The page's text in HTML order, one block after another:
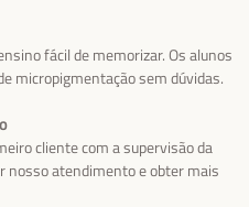
fácil de memorizar. Os alunos
micropigmentação sem dúvidas.
cliente com a supervisão da
nosso atendimento e obter mais